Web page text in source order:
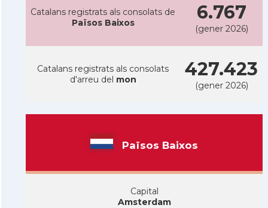
Catalans registrats als consolats de
Països Baixos
6.767
(gener 2026)
Catalans registrats als consolats
d'arreu del mon 427.423
(gener 2026)
Països Baixos
Capital
Amsterdam